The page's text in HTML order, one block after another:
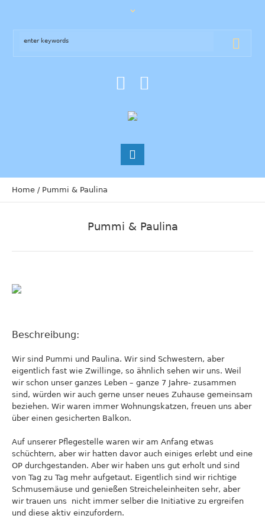
Home / Pummi & Paulina
Pummi & Paulina
Beschreibung:
Wir sind Pummi und Paulina. Wir sind Schwestern, aber
eigentlich fast wie Zwillinge, so ähnlich sehen wir uns. Weil
wir schon unser ganzes Leben – ganze 7 Jahre- zusammen
sind, würden wir auch gerne unser neues Zuhause gemeinsam
beziehen. Wir waren immer Wohnungskatzen, freuen uns aber
über einen gesicherten Balkon.
Auf unserer Pflegestelle waren wir am Anfang etwas
schüchtern, aber wir hatten davor auch einiges erlebt und eine
OP durchgestanden. Aber wir haben uns gut erholt und sind
von Tag zu Tag mehr aufgetaut. Eigentlich sind wir richtige
Schmusemäuse und genießen Streicheleinheiten sehr, aber
wir trauen uns nicht immer selber die Initiative zu ergreifen
und diese aktiv einzufordern.